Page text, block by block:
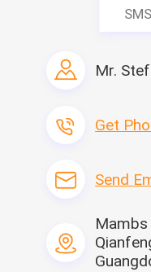
SMS
Mr.
Get
Send
Mambs